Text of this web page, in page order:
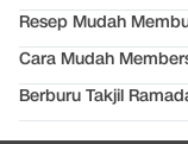
Resep Mudah
Cara Mudah
Berburu Takjil